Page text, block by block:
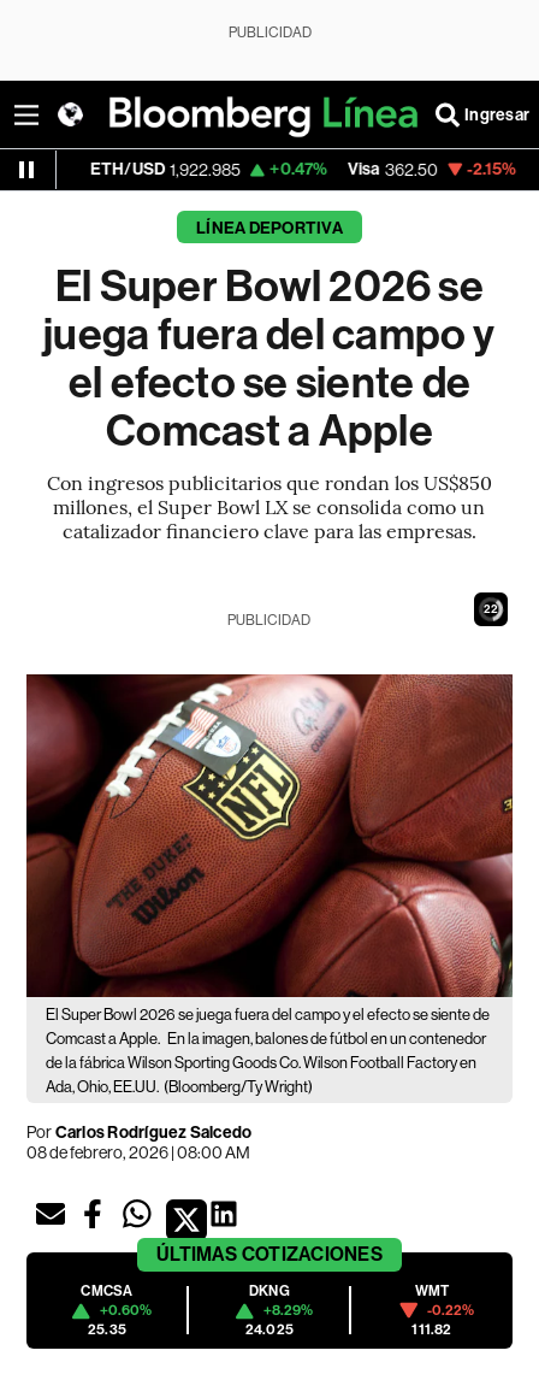
PUBLICIDAD
Ingresar
1,922.985 +0.47% Visa 362.50 -2.15%
LÍNEA DEPORTIVA
El Super Bowl 2026 se
juega fuera del campo y
el efecto se siente de
Comcast a Apple
Con ingresos publicitarios que rondan los US$850
millones, el Super Bowl LX se consolida como un
catalizador financiero clave para las empresas.
21
PUBLICIDAD
El Super Bowl 2026 se juega fuera del campo y el efecto se siente de
Comcast a Apple. En la imagen, balones de fútbol en un contenedor
de la fábrica Wilson Sporting Goods Co. Wilson Football Factory en
Ada, Ohio, EE.UU. (Bloomberg/Ty Wright)
PorCarlos Rodríguez Salcedo
08 de febrero, 2026 | 08:00 AM
ÚLTIMAS COTIZACIONES
CMCSA
+0.60%
25.35
DKNG
+8.29%
24.025
WMT
-0.22%
111.82